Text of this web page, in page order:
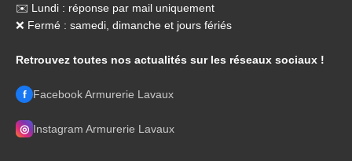
✉️ Lundi : réponse par mail uniquement
❌ Fermé : samedi, dimanche et jours fériés
Retrouvez toutes nos actualités sur les réseaux sociaux !
f Facebook Armurerie Lavaux
◎ Instagram Armurerie Lavaux